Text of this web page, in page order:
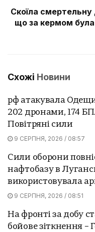
Скоїла смертельну
що за кермом
Схожі Новини
рф атакувала
202 дронами, 174
Повітряні сили
9 СЕРПНЯ, 2026 / 08:57
Сили оборони
нафтобазу в
використовувала
9 СЕРПНЯ, 2026 / 08:51
На фронті за добу
бойове зіткнення –